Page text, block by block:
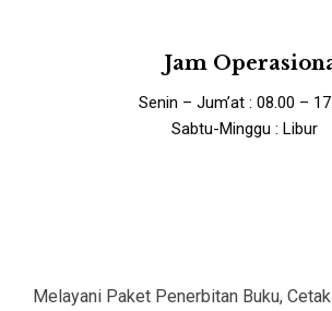
Jam
Senin – Jum’at : 08.00 –
Sabtu-Minggu : Libur
Melayani Paket Penerbitan Buku,